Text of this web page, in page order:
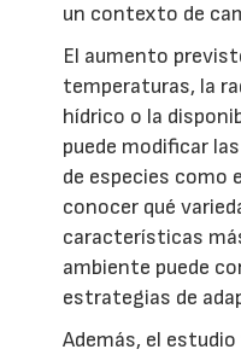
un contexto de
El aumento
temperaturas, la
hídrico o la
puede modificar
de especies como
conocer qué
características
ambiente puede
estrategias de
Además, el